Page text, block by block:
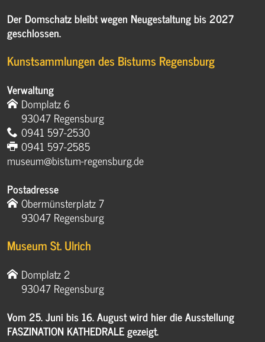
Der Domschatz bleibt wegen Neugestaltung bis 2027
geschlossen.
Kunstsammlungen des Bistums Regensburg
Verwaltung
Domplatz 6
93047 Regensburg
0941 597-2530
0941 597-2585
museum@bistum-regensburg.de
Postadresse
Obermünsterplatz 7
93047 Regensburg
Museum St. Ulrich
Domplatz 2
93047 Regensburg
Vom 25. Juni bis 16. August wird hier die Ausstellung
FASZINATION KATHEDRALE gezeigt.